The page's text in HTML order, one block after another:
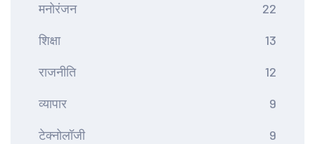
मनोरंजन 22
शिक्षा 13
राजनीति 12
व्यापार 9
टेक्नोलॉजी 9